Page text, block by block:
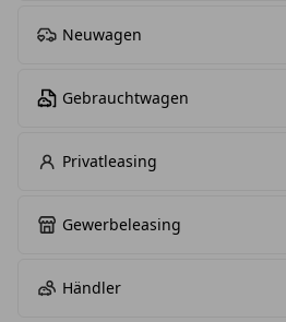
Neuwagen
Gebrauchtwagen
Privatleasing
Gewerbeleasing
Händler